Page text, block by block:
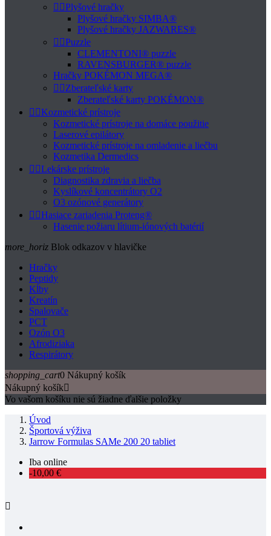
 Plyšové hračky
Plyšové hračky SIMBA®
Plyšové hračky JAZWARES®
 Puzzle
CLEMENTONI® puzzle
RAVENSBURGER® puzzle
Hračky POKÉMON MEGA®
 Zberateľské karty
Zberateľské karty POKÉMON®
 Kozmetické prístroje
Kozmetické prístroje na domáce použitie
Laserové epilátory
Kozmetické prístroje na omladenie a liečbu
Kozmetika Dermedics
 Lekárske prístroje
Diagnostika zdravia a liečba
Kyslíkové koncentrátory O2
O3 ozónové generátory
 Hasiace zariadenia Proteng®
Hasenie požiaru lítium-iónových batérií
more_horiz Blok odkazov v hlavičke
Hračky
Peptidy
Kĺby
Kreatín
Spalovače
PCT
Ozón O3
Afrodiziaka
Respirátory
shopping_cart0 Nákupný košík
Nákupný košík
Vo vašom košíku nie sú žiadne ďalšie položky
Úvod
Športová výživa
Jarrow Formulas SAMe 200 20 tabliet
Iba online
-10,00 €
